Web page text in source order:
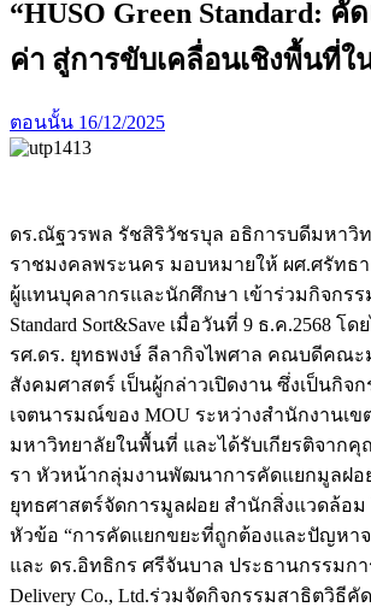
“HUSO Green Standard: คั
ค่า สู่การขับเคลื่อนเชิงพื้นที่ใ
ตอนนั้น 16/12/2025
ดร.ณัฐวรพล รัชสิริวัชรบุล อธิการบดีมหาวิ
ราชมงคลพระนคร มอบหมายให้ ผศ.ศรัทธ
ผู้แทนบุคลากรและนักศึกษา เข้าร่วมกิจกรรม
Standard Sort&Save เมื่อวันที่ 9 ธ.ค.2568 โ
รศ.ดร. ยุทธพงษ์ ลีลากิจไพศาล คณบดีคณะ
สังคมศาสตร์ เป็นผู้กล่าวเปิดงาน ซึ่งเป็นกิจ
เจตนารมณ์ของ MOU ระหว่างสำนักงานเข
มหาวิทยาลัยในพื้นที่ และได้รับเกียรติจาก
รา หัวหน้ากลุ่มงานพัฒนาการคัดแยกมูลฝอ
ยุทธศาสตร์จัดการมูลฝอย สำนักสิ่งแวดล้อม
หัวข้อ “การคัดแยกขยะที่ถูกต้องและปัญหา
และ ดร.อิทธิกร ศรีจันบาล ประธานกรรมกา
Delivery Co., Ltd.ร่วมจัดกิจกรรมสาธิตวิธีคั